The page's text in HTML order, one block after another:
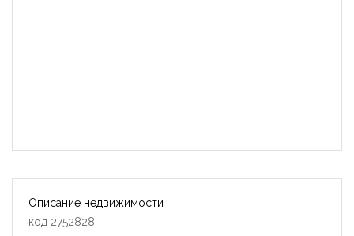
Описание недвижимости
код 2752828